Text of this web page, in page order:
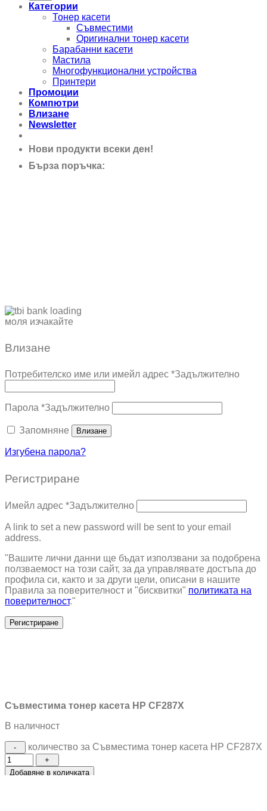
Категории
Тонер касети
Съвместими
Оригинални тонер касети
Барабанни касети
Мастила
Многофункционални устройства
Принтери
Промоции
Компютри
Влизане
Newsletter
Нови продукти всеки ден!
Бърза поръчка:
моля изчакайте
Влизане
Потребителско име или имейл адрес *Задължително
Парола *Задължително
Запомняне Влизане
Изгубена парола?
Регистриране
Имейл адрес *Задължително
A link to set a new password will be sent to your email
address.
"Вашите лични данни ще бъдат използвани за подобрена
ползваемост на този сайт, за да управлявате достъпа до
профила си, както и за други цели, описани в нашите
Правила за поверителност и "бисквитки" политиката на
поверителност."
Регистриране
Съвместима тонер касета HP CF287X
В наличност
количество за Съвместима тонер касета HP CF287X
Добавяне в количката